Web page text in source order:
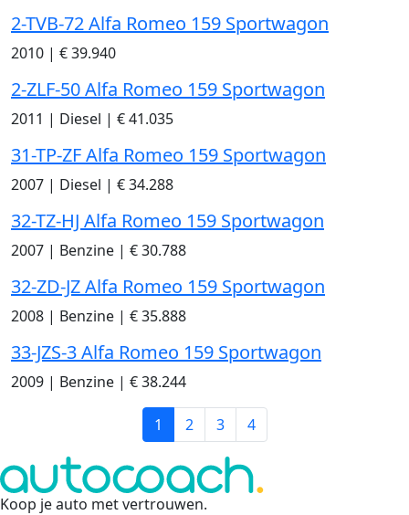
2-TVB-72 Alfa Romeo 159 Sportwagon
2010 | € 39.940
2-ZLF-50 Alfa Romeo 159 Sportwagon
2011 | Diesel | € 41.035
31-TP-ZF Alfa Romeo 159 Sportwagon
2007 | Diesel | € 34.288
32-TZ-HJ Alfa Romeo 159 Sportwagon
2007 | Benzine | € 30.788
32-ZD-JZ Alfa Romeo 159 Sportwagon
2008 | Benzine | € 35.888
33-JZS-3 Alfa Romeo 159 Sportwagon
2009 | Benzine | € 38.244
1 2 3 4
Koop je auto met vertrouwen.